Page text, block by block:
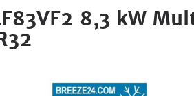
8,3 kW